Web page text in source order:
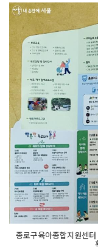
종로구육아종합지원센